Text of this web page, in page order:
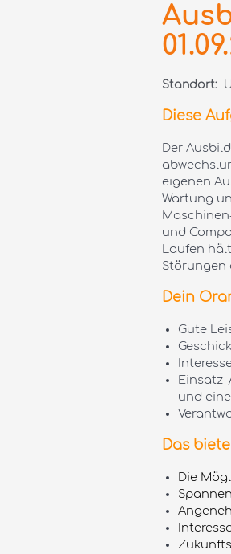
Standort:
Diese
Der
eigenen
Wartung
und
Laufen
Störungen
Dein
Gute
und
Das
Die